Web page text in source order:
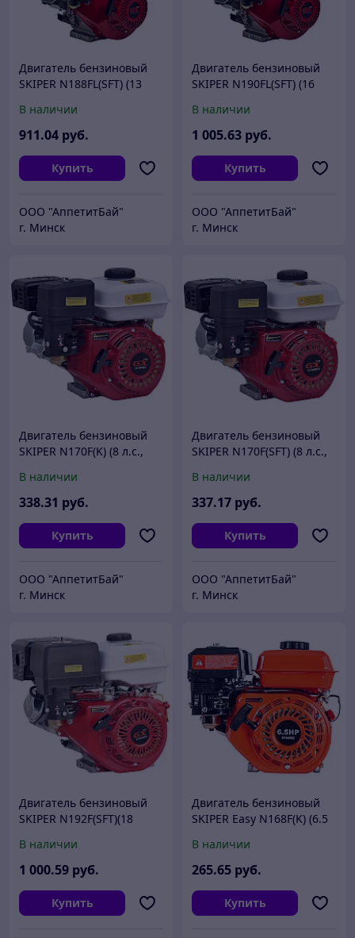
Двигатель бензиновый
SKIPER N188FL(SFT) (13
вал диам. 25мм х40мм)
В наличии
911.04 руб.
Купить
ООО "АппетитБай"
г. Минск
Двигатель бензиновый
SKIPER N190FL(SFT) (16
вал диам. 25мм х40мм)
В наличии
1 005.63 руб.
Купить
ООО "АппетитБай"
г. Минск
Двигатель бензиновый
SKIPER N170F(K) (8 л.с.,
х50мм, шпонка 5мм)
В наличии
338.31 руб.
Купить
ООО "АппетитБай"
г. Минск
Двигатель бензиновый
SKIPER N170F(SFT) (8 л.с.,
диам. 25мм х35мм)
В наличии
337.17 руб.
Купить
ООО "АппетитБай"
г. Минск
Двигатель бензиновый
SKIPER N192F(SFT)(18
диам.25ммх40мм,катушка
освещения)
В наличии
1 000.59 руб.
Купить
Двигатель бензиновый
SKIPER Easy N168F(K) (6.5
20мм х50мм, шпонка 5мм)
В наличии
265.65 руб.
Купить